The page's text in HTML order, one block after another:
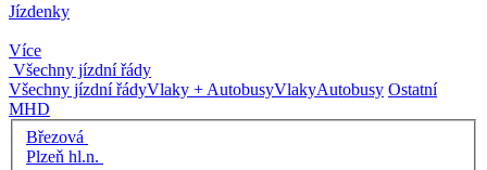
Jízdenky
Více
Všechny jízdní řády
Všechny jízdní řádyVlaky + AutobusyVlakyAutobusy Ostatní
MHD
Březová
Plzeň hl.n.